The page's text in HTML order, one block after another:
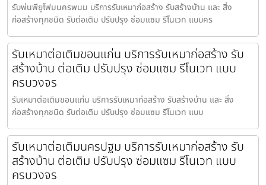
รับพ่นพียูโฟมนครพนม บริการรับเหมาก่อสร้าง รับสร้างบ้าน และ สิ่ง
ก่อสร้างทุกชนิด รับต่อเติม ปรับปรุง ซ่อมแซม รีโนเวท แบบคร
รับเหมาต่อเติมขอนแก่น บริการรับเหมาก่อสร้าง รับ
สร้างบ้าน ต่อเติม ปรับปรุง ซ่อมแซม รีโนเวท แบบ
ครบวงจร
รับเหมาต่อเติมขอนแก่น บริการรับเหมาก่อสร้าง รับสร้างบ้าน และ สิ่ง
ก่อสร้างทุกชนิด รับต่อเติม ปรับปรุง ซ่อมแซม รีโนเวท แบบ
รับเหมาต่อเติมนครปฐม บริการรับเหมาก่อสร้าง รับ
สร้างบ้าน ต่อเติม ปรับปรุง ซ่อมแซม รีโนเวท แบบ
ครบวงจร